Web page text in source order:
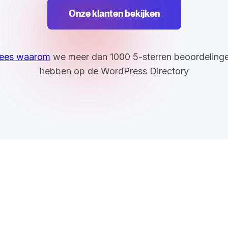
Onze klanten bekijken
waarom we meer dan 1000 5-sterren
hebben op de WordPress Directory